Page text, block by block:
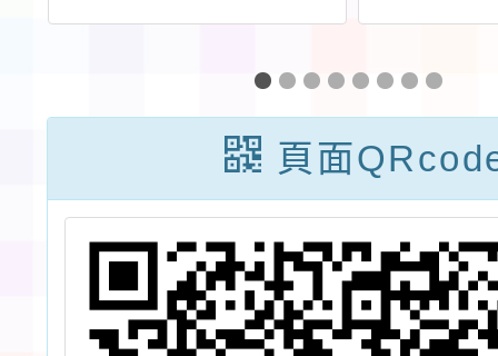
年度教育優先區
親職教育講座-
「解開孩子的情
緒密碼」—學習
增進親子溝通的
方法
頁面